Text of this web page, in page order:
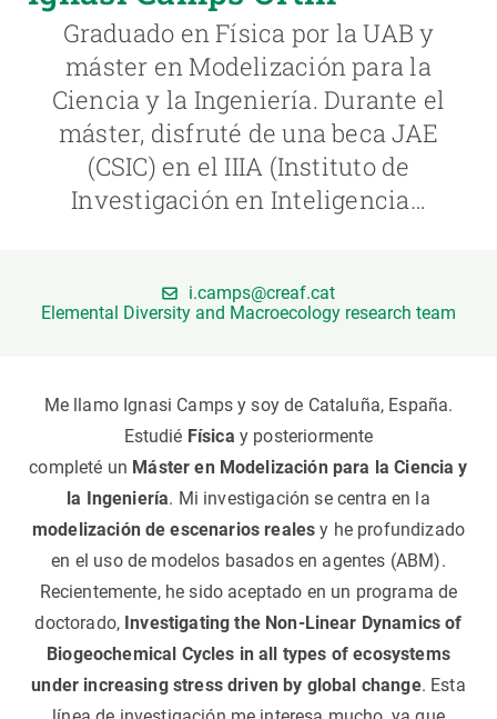
Graduado en Física por la UAB y
máster en Modelización para la
Ciencia y la Ingeniería. Durante el
máster, disfruté de una beca JAE
(CSIC) en el IIIA (Instituto de
Investigación en Inteligencia…
i.camps@creaf.cat
Elemental Diversity and Macroecology research team
Me llamo Ignasi Camps y soy de Cataluña, España.
Estudié Física y posteriormente
completé un Máster en Modelización para la Ciencia y
la Ingeniería. Mi investigación se centra en la
modelización de escenarios reales y he profundizado
en el uso de modelos basados en agentes (ABM).
Recientemente, he sido aceptado en un programa de
doctorado, Investigating the Non-Linear Dynamics of
Biogeochemical Cycles in all types of ecosystems
under increasing stress driven by global change. Esta
NOTICIAS Y AGENDA